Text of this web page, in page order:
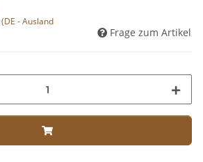
(DE - Ausland
Frage zum Artikel